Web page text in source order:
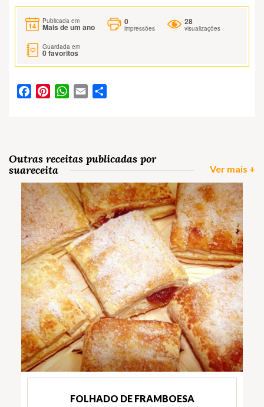
Publicada em
Mais de um ano
0
impressões
28
visualizações
Guardada em
0favoritos
FacebookPinterestWhatsApp
Email
Outras receitas publicadas por
suareceita
Ver mais +
FOLHADO DE FRAMBOESA